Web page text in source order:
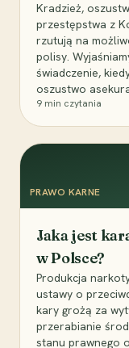
Kradzież,
przestępstwa z
rzutują na
polisy.
świadczenie,
oszustwo
9 min czytania
PRAWO KARNE
Jaka jest
w Polsce?
Produkcja
ustawy o
kary grożą za
przerabianie
stanu prawnego